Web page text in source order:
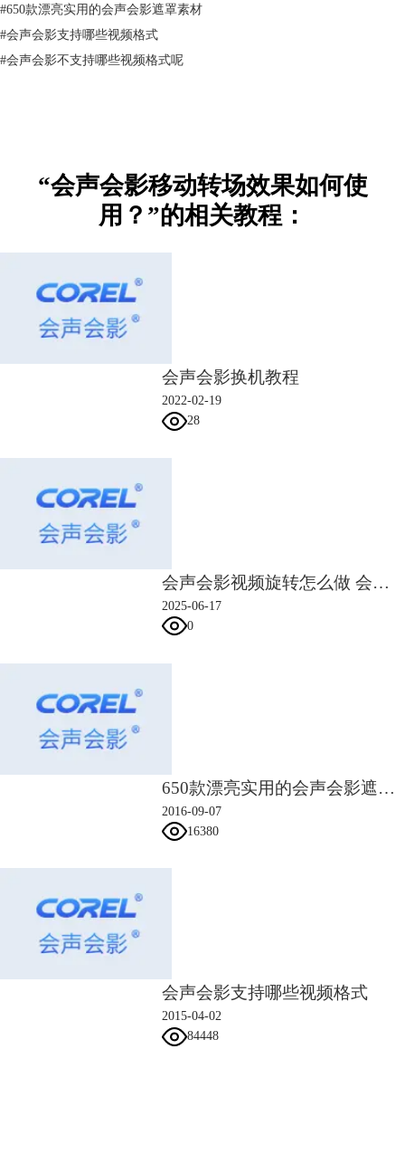
#650款漂亮实用的会声会影遮罩素材
#会声会影支持哪些视频格式
#会声会影不支持哪些视频格式呢
“会声会影移动转场效果如何使
用？”的相关教程：
会声会影换机教程
2022-02-19
28
会声会影视频旋转怎么做 会声会影视频旋转以后怎么放大
2025-06-17
0
650款漂亮实用的会声会影遮罩素材
2016-09-07
16380
会声会影支持哪些视频格式
2015-04-02
84448